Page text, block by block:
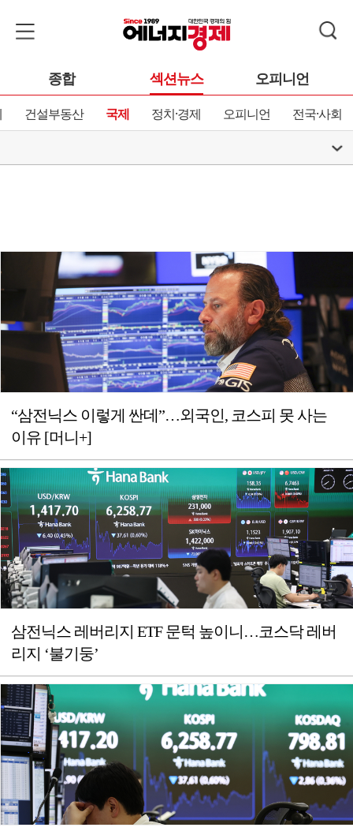
종합 섹션뉴스 오피니언
건설부동산 국제 정치·경제 오피니언 전국·사회
“삼전닉스 이렇게 싼데”…외국인, 코스피 못 사는
이유 [머니+]
삼전닉스 레버리지 ETF 문턱 높이니…코스닥 레버
리지 ‘불기둥’